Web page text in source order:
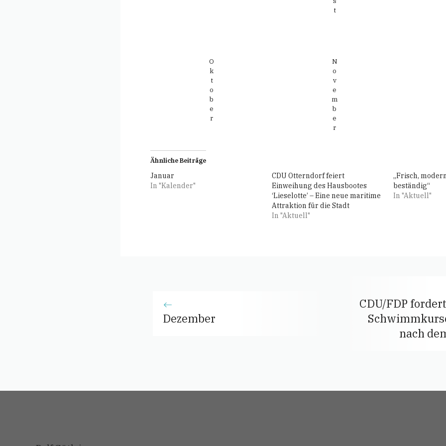
t
O
k
t
o
b
e
r
N
o
v
e
m
b
e
r
Ähnliche Beiträge
Januar
In "Kalender"
CDU Otterndorf feiert
Einweihung des Hausbootes
‘Lieselotte’ – Eine neue maritime
Attraktion für die Stadt
In "Aktuell"
„Frisch,
beständig“
In "Aktuell"
Dezember
CDU/FDP
nach